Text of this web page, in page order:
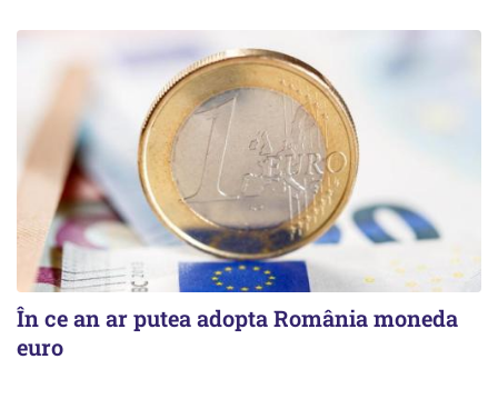
În ce an ar putea adopta România moneda
euro